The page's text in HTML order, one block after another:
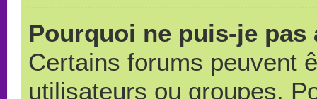
Pourquoi ne puis-je
Certains forums peuvent
utilisateurs ou groupes.